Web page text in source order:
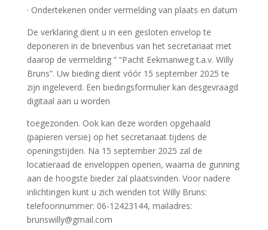
· Ondertekenen onder vermelding van plaats en datum
De verklaring dient u in een gesloten envelop te
deponeren in de brievenbus van het secretariaat met
daarop de vermelding “ “Pacht Eekmanweg t.a.v. Willy
Bruns”. Uw bieding dient vóór 15 september 2025 te
zijn ingeleverd. Een biedingsformulier kan desgevraagd
digitaal aan u worden
toegezonden. Ook kan deze worden opgehaald
(papieren versie) op het secretariaat tijdens de
openingstijden. Na 15 september 2025 zal de
locatieraad de enveloppen openen, waarna de gunning
aan de hoogste bieder zal plaatsvinden. Voor nadere
inlichtingen kunt u zich wenden tot Willy Bruns:
telefoonnummer: 06-12423144, mailadres:
brunswilly@gmail.com